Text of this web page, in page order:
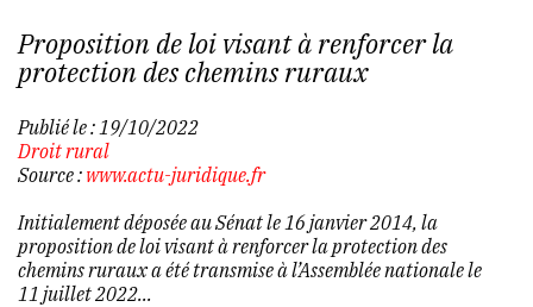
Proposition de loi visant à renforcer la
protection des chemins ruraux
Publié le : 19/10/2022
Droit rural
Source : www.actu-juridique.fr
Initialement déposée au Sénat le 16 janvier 2014, la
proposition de loi visant à renforcer la protection des
chemins ruraux a été transmise à l’Assemblée nationale le
11 juillet 2022...